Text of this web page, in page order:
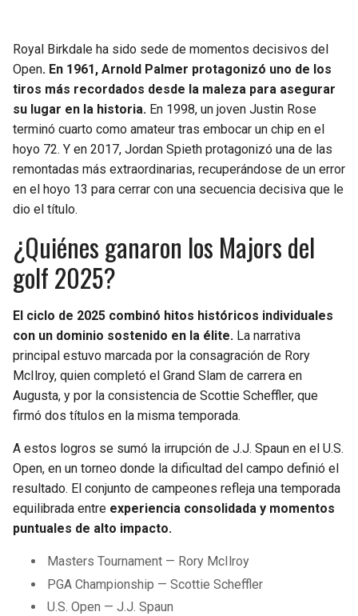
Royal Birkdale ha sido sede de momentos decisivos del
Open. En 1961, Arnold Palmer protagonizó uno de los
tiros más recordados desde la maleza para asegurar
su lugar en la historia. En 1998, un joven Justin Rose
terminó cuarto como amateur tras embocar un chip en el
hoyo 72. Y en 2017, Jordan Spieth protagonizó una de las
remontadas más extraordinarias, recuperándose de un error
en el hoyo 13 para cerrar con una secuencia decisiva que le
dio el título.
¿Quiénes ganaron los Majors del
golf 2025?
El ciclo de 2025 combinó hitos históricos individuales
con un dominio sostenido en la élite. La narrativa
principal estuvo marcada por la consagración de Rory
McIlroy, quien completó el Grand Slam de carrera en
Augusta, y por la consistencia de Scottie Scheffler, que
firmó dos títulos en la misma temporada.
A estos logros se sumó la irrupción de J.J. Spaun en el U.S.
Open, en un torneo donde la dificultad del campo definió el
resultado. El conjunto de campeones refleja una temporada
equilibrada entre experiencia consolidada y momentos
puntuales de alto impacto.
Masters Tournament — Rory McIlroy
PGA Championship — Scottie Scheffler
U.S. Open — J.J. Spaun